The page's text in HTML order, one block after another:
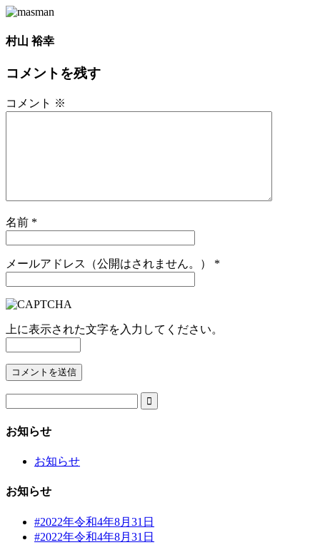
村山 裕幸
コメントを残す
コメント ※
名前 *
メールアドレス（公開はされません。） *
上に表示された文字を入力してください。

お知らせ
お知らせ
お知らせ
#2022年令和4年8月31日
#2022年令和4年8月31日